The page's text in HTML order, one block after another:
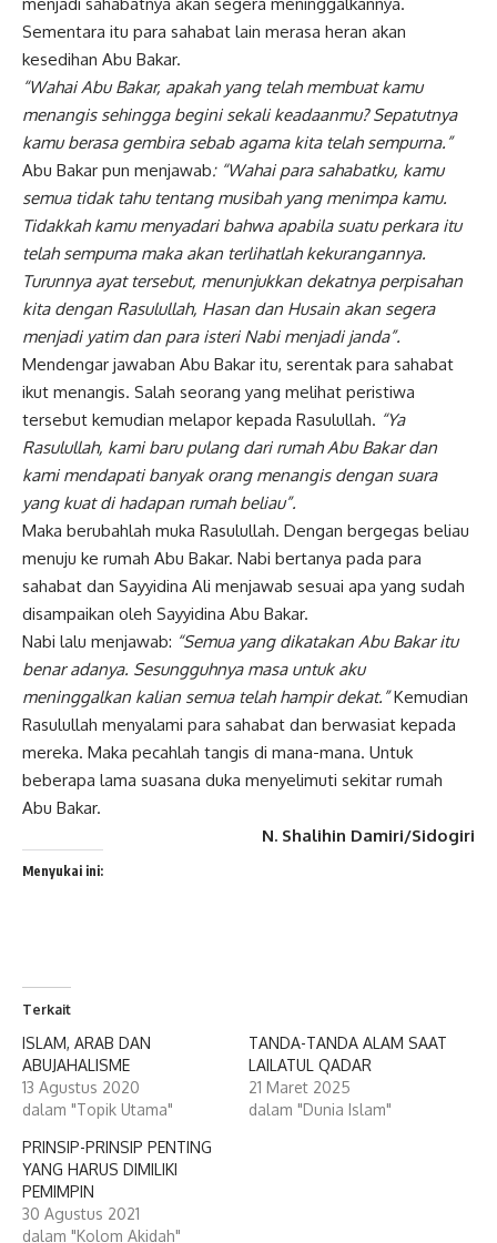
menjadi sahabatnya akan segera meninggalkannya.
Sementara itu para sahabat lain merasa heran akan
kesedihan Abu Bakar.
“Wahai Abu Bakar, apakah yang telah membuat kamu
menangis sehingga begini sekali keadaanmu? Sepatutnya
kamu berasa gembira sebab agama kita telah sempurna.”
Abu Bakar pun menjawab: “Wahai para sahabatku, kamu
semua tidak tahu tentang musibah yang menimpa kamu.
Tidakkah kamu menyadari bahwa apabila suatu perkara itu
telah sempuma maka akan terlihatlah kekurangannya.
Turunnya ayat tersebut, menunjukkan dekatnya perpisahan
kita dengan Rasulullah, Hasan dan Husain akan segera
menjadi yatim dan para isteri Nabi menjadi janda”.
Mendengar jawaban Abu Bakar itu, serentak para sahabat
ikut menangis. Salah seorang yang melihat peristiwa
tersebut kemudian melapor kepada Rasulullah. “Ya
Rasulullah, kami baru pulang dari rumah Abu Bakar dan
kami mendapati banyak orang menangis dengan suara
yang kuat di hadapan rumah beliau”.
Maka berubahlah muka Rasulullah. Dengan bergegas beliau
menuju ke rumah Abu Bakar. Nabi bertanya pada para
sahabat dan Sayyidina Ali menjawab sesuai apa yang sudah
disampaikan oleh Sayyidina Abu Bakar.
Nabi lalu menjawab: “Semua yang dikatakan Abu Bakar itu
benar adanya. Sesungguhnya masa untuk aku
meninggalkan kalian semua telah hampir dekat.”Kemudian
Rasulullah menyalami para sahabat dan berwasiat kepada
mereka. Maka pecahlah tangis di mana-mana. Untuk
beberapa lama suasana duka menyelimuti sekitar rumah
Abu Bakar.
N. Shalihin Damiri/Sidogiri
Menyukai ini:
Terkait
ISLAM, ARAB DAN
ABUJAHALISME
13 Agustus 2020
dalam "Topik Utama"
TANDA-TANDA ALAM SAAT
LAILATUL QADAR
21 Maret 2025
dalam "Dunia Islam"
PRINSIP-PRINSIP PENTING
YANG HARUS DIMILIKI
PEMIMPIN
30 Agustus 2021
dalam "Kolom Akidah"